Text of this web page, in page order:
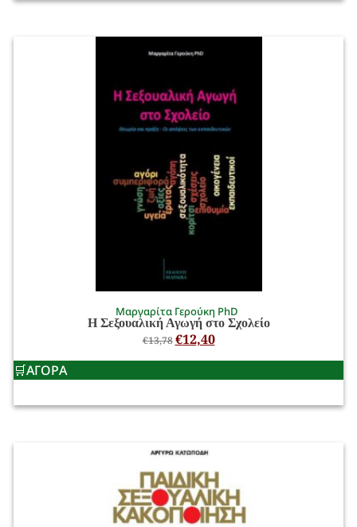
Μαργαρίτα Γερούκη PhD
Η Σεξουαλική Αγωγή στο Σχολείο
€13,78 €12,40
ΑΓΟΡΑ